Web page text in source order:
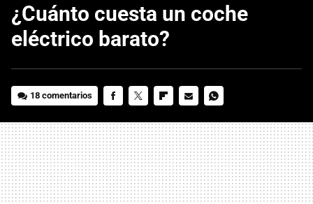
¿Cuánto cuesta un coche
eléctrico barato?
18 comentarios
MAIL